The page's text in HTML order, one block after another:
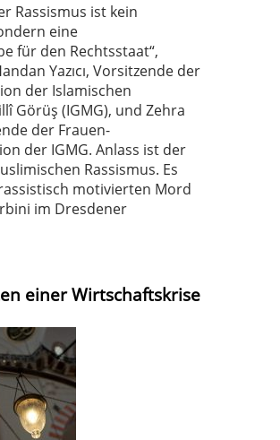
Rassismus ist kein
eine
für den Rechtsstaat“,
Yazıcı, Vorsitzende der
der Islamischen
Görüş (IGMG), und Zehra
der Frauen-
der IGMG. Anlass ist der
Rassismus. Es
motivierten Mord
im Dresdener
einer Wirtschaftskrise